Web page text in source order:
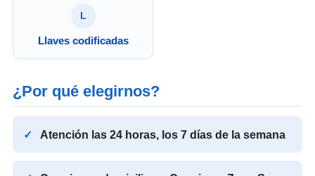
L
Llaves codificadas
¿Por qué elegirnos?
Atención las 24 horas, los 7 días de la semana